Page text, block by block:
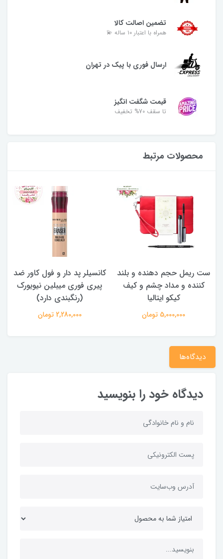
تضمین اصالت کالا
همراه با اعتبار ۱۰ ساله 💫
ارسال فوری با پیک در تهران
قیمت شگفت انگیز
تا سقف 70% تخفیف
محصولات مرتبط
کانسیلر پد دار و فول کاور ضد
پیری فوری میبلین نیویورک
(رنگبندی دارد)
2,280,000 تومان
سایه چشم استیکی بسیار
ماندگار کیکو ایتالیا (رنگبندی
دارد)
1,800,000 تومان
دیدگاه‌ها
دیدگاه خود را بنویسید